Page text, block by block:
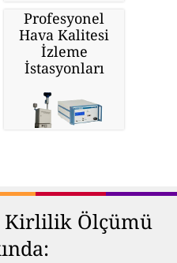
Profesyonel
Hava Kalitesi
İzleme
İstasyonları
Kirlilik Ölçümü